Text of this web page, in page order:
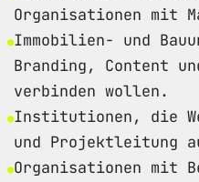
Organisationen mit
Immobilien- und
Branding, Content
verbinden wollen.
Institutionen, die
und Projektleitung
Organisationen mit